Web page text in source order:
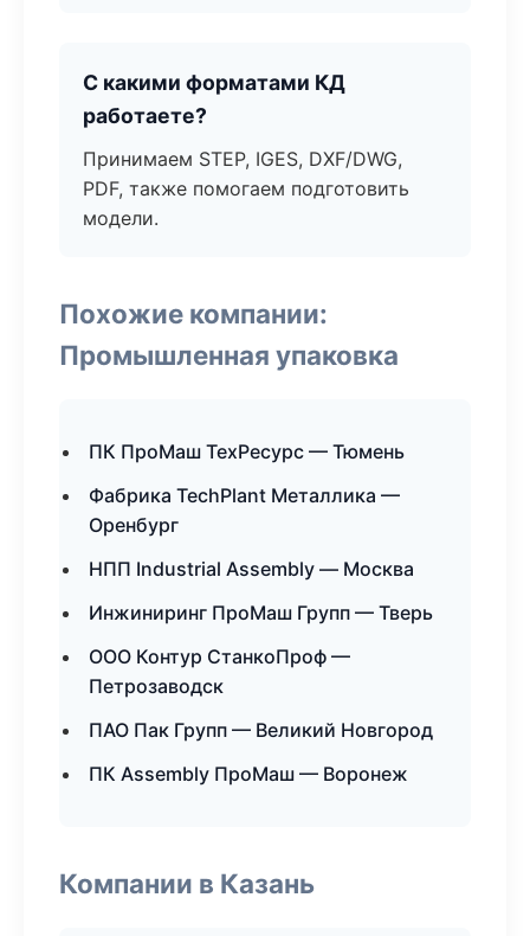
С какими форматами КД
работаете?
Принимаем STEP, IGES, DXF/DWG,
PDF, также помогаем подготовить
модели.
Похожие компании:
Промышленная упаковка
ПК ПроМаш ТехРесурс — Тюмень
Фабрика TechPlant Металлика —
Оренбург
НПП Industrial Assembly — Москва
Инжиниринг ПроМаш Групп — Тверь
ООО Контур СтанкоПроф —
Петрозаводск
ПАО Пак Групп — Великий Новгород
ПК Assembly ПроМаш — Воронеж
Компании в Казань